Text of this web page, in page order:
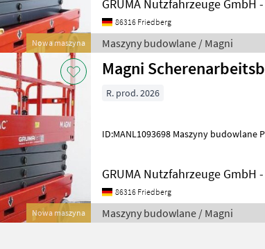
Nowa maszyna
GRUMA Nutzfahrzeuge GmbH
86316 Friedberg
Maszyny budowlane / Magni
Nowa maszyna
Magni
R. prod. 2026
ID:MANL1093698 Maszyny
GRUMA Nutzfahrzeuge GmbH
86316 Friedberg
Maszyny budowlane / Magni